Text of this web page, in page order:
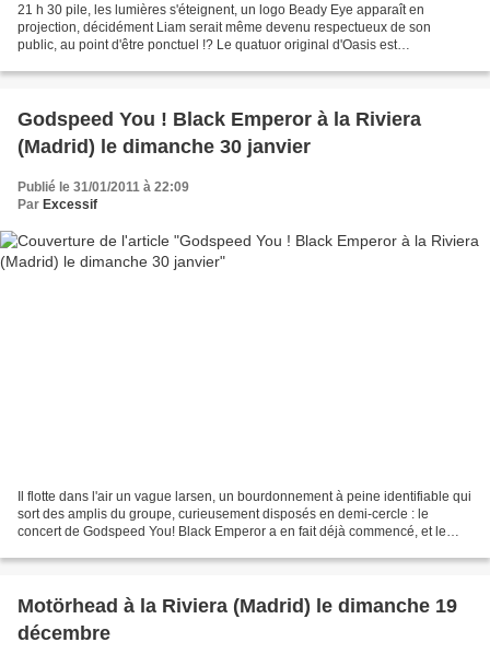
21 h 30 pile, les lumières s'éteignent, un logo Beady Eye apparaît en
projection, décidément Liam serait même devenu respectueux de son
public, au point d'être ponctuel !? Le quatuor original d'Oasis est
Godspeed You ! Black Emperor à la Riviera
(Madrid) le dimanche 30 janvier
Publié le 31/01/2011 à 22:09
Par Excessif
Il flotte dans l'air un vague larsen, un bourdonnement à peine identifiable qui
sort des amplis du groupe, curieusement disposés en demi-cercle : le
concert de Godspeed You! Black Emperor a en fait déjà commencé, et le
Motörhead à la Riviera (Madrid) le dimanche 19
décembre